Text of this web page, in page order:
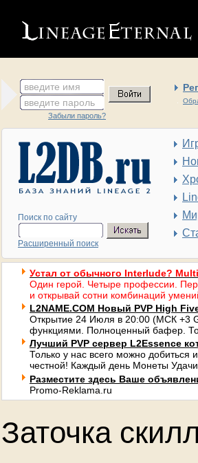
введите имя
введите пароль
Забыли пароль?
Поиск по сайту
Расширенный поиск
Устал от обычного Interlude?
Один герой. Четыре профессии.
и открывай сотни комбинаций
L2NAME.COM Новый PVP High
Открытие 24 Июля в 20:00 (МСК +3
функциями. Полноценный бафер.
Лучший PVP сервер L2Essence
Только у нас всего можно добиться
честной! Каждый день Монеты
Разместите здесь Ваше
Promo-Reklama.ru
Заточка